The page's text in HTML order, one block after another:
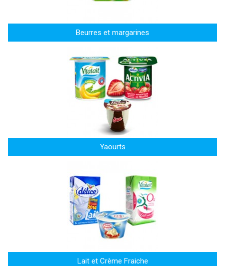
Beurres et margarines
Yaourts
Lait et Crème Fraiche